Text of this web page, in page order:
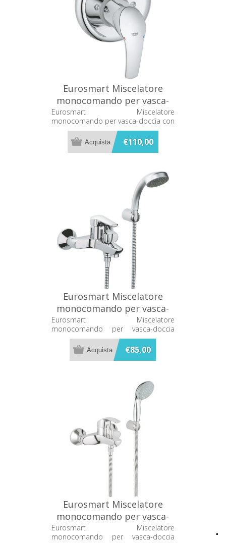
Eurosmart Miscelatore
monocomando per vasca-
doccia con deviatore Grohe
33305001
Eurosmart Miscelatore
monocomando per vasca-doccia con
deviatore Grohe 33305001
€110,00
Eurosmart Miscelatore
monocomando per vasca-
doccia Grohe 33302000
Eurosmart Miscelatore
monocomando per vasca-doccia
Grohe 33302000
€85,00
Eurosmart Miscelatore
monocomando per vasca-
doccia Grohe 33302001
Eurosmart Miscelatore
monocomando per vasca-doccia